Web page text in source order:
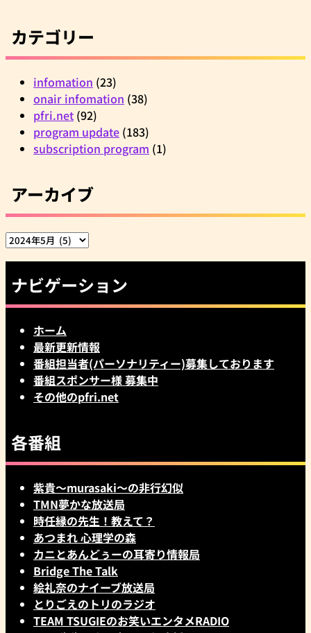
カテゴリー
infomation (23)
onair infomation (38)
pfri.net (92)
program update (183)
subscription program (1)
アーカイブ
ア
イ
ブ
ナビゲーション
ホーム
最新更新情報
番組担当者(パーソナリティー)募集しております
番組スポンサー様 募集中
その他のpfri.net
各番組
紫貴～murasaki～の非行幻似
TMN夢かな放送局
時任縁の先生！教えて？
あつまれ 心理学の森
カニとあんどぅーの耳寄り情報局
Bridge The Talk
絵礼奈のナイーブ放送局
とりごえのトリのラジオ
TEAM TSUGIEのお笑いエンタメRADIO